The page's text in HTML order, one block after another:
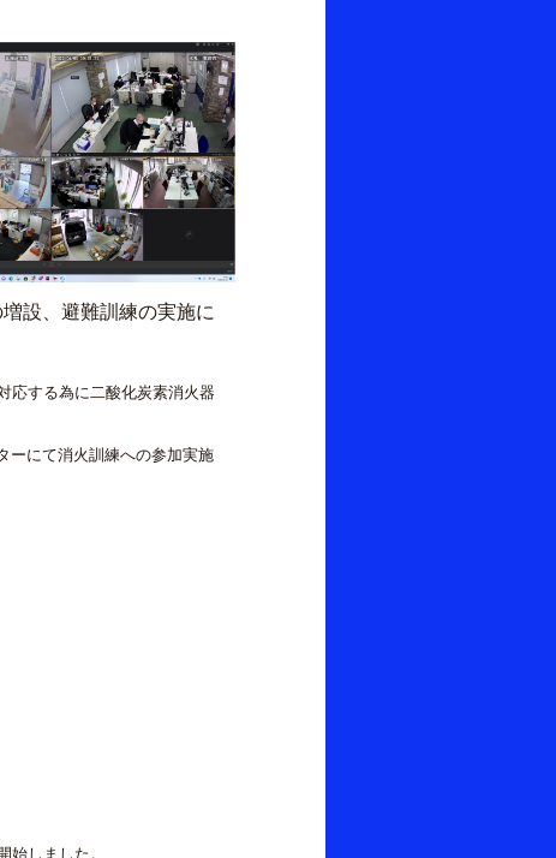
設、避難訓練の実施に
する為に二酸化炭素消火器
にて消火訓練への参加実施
しました。